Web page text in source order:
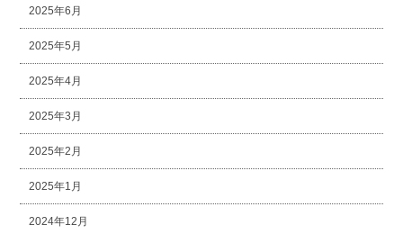
2025年6月
2025年5月
2025年4月
2025年3月
2025年2月
2025年1月
2024年12月